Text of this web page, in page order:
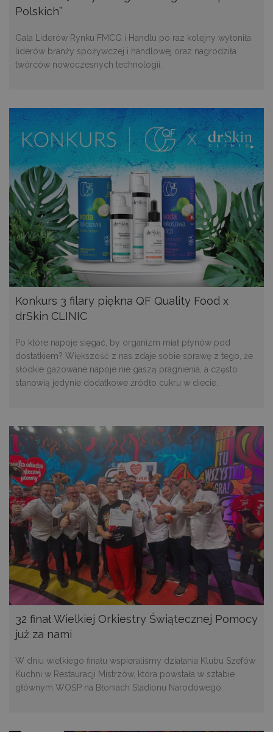
Polskich”
Gala Liderów Rynku FMCG i Handlu po raz kolejny wyłoniła
liderów branży spożywczej i handlowej oraz nagrodziła
twórców nowoczesnych technologii.
Konkurs 3 filary piękna QF Quality Food x
drSkin CLINIC
Po które napoje sięgać, by organizm miał płynów pod
dostatkiem? Większość z nas zdaje sobie sprawę z tego, że
słodkie gazowane napoje nie gaszą pragnienia, a często
stanowią jedynie dodatkowe źródło cukru w diecie.
32 finał Wielkiej Orkiestry Świątecznej Pomocy
już za nami
W dniu wielkiego finału wspieraliśmy działania Klubu Szefów
Kuchni w Restauracji Mistrzów, która powstała w sztabie
głównym WOŚP na Błoniach Stadionu Narodowego.